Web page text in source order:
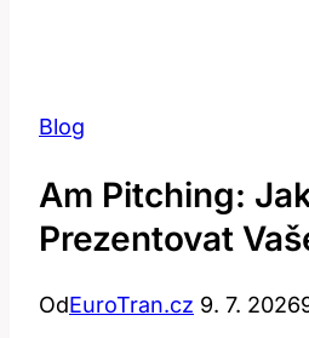
Blog
Am Pitching:
Prezentovat
OdEuroTran.cz 9. 7. 2026